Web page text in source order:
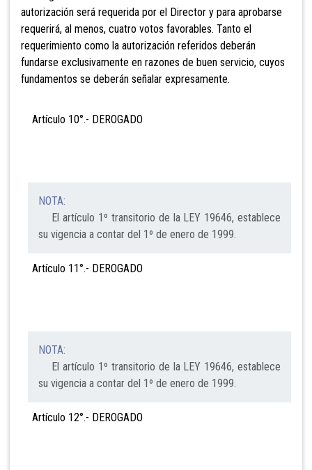
autorización será requerida por el Director y para aprobarse
requerirá, al menos, cuatro votos favorables. Tanto el
requerimiento como la autorización referidos deberán
fundarse exclusivamente en razones de buen servicio, cuyos
fundamentos se deberán señalar expresamente.
Artículo 10°.- DEROGADO
NOTA:
El artículo 1º transitorio de la LEY 19646, establece
su vigencia a contar del 1º de enero de 1999.
Artículo 11°.- DEROGADO
NOTA:
El artículo 1º transitorio de la LEY 19646, establece
su vigencia a contar del 1º de enero de 1999.
Artículo 12°.- DEROGADO